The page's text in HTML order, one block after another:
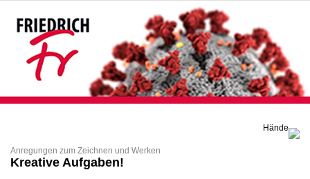
Anregungen zum Zeichnen und Werken
Kreative Aufgaben!